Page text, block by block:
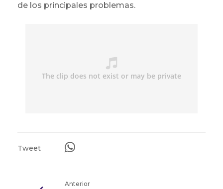
de los principales problemas.
Tweet
Anterior